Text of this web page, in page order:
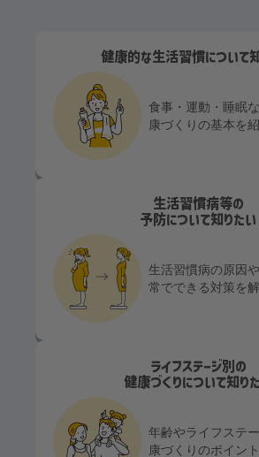
健康的な生活習慣について
食事・運動・睡眠
康づくりの基本を
生活習慣病等の
予防について知りたい
生活習慣病の原因
常でできる対策を
ライフステージ別の
健康づくりについて知り
年齢やライフステ
康づくりのポイン